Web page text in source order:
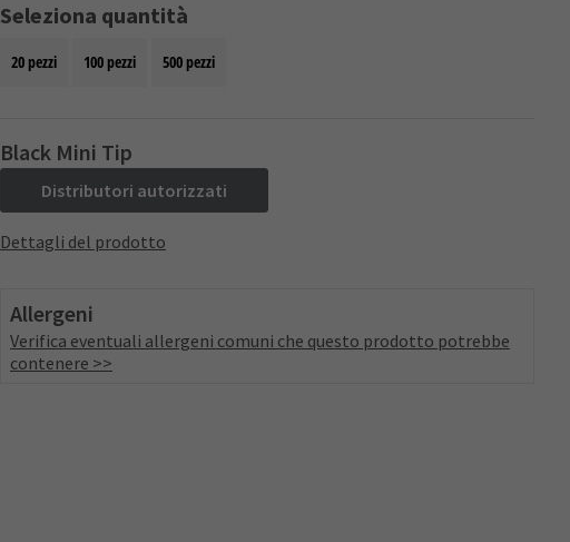
Seleziona quantità
20 pezzi 100 pezzi 500 pezzi
Black Mini Tip
Distributori autorizzati
Dettagli del prodotto
Allergeni
Verifica eventuali allergeni comuni che questo prodotto potrebbe
contenere >>